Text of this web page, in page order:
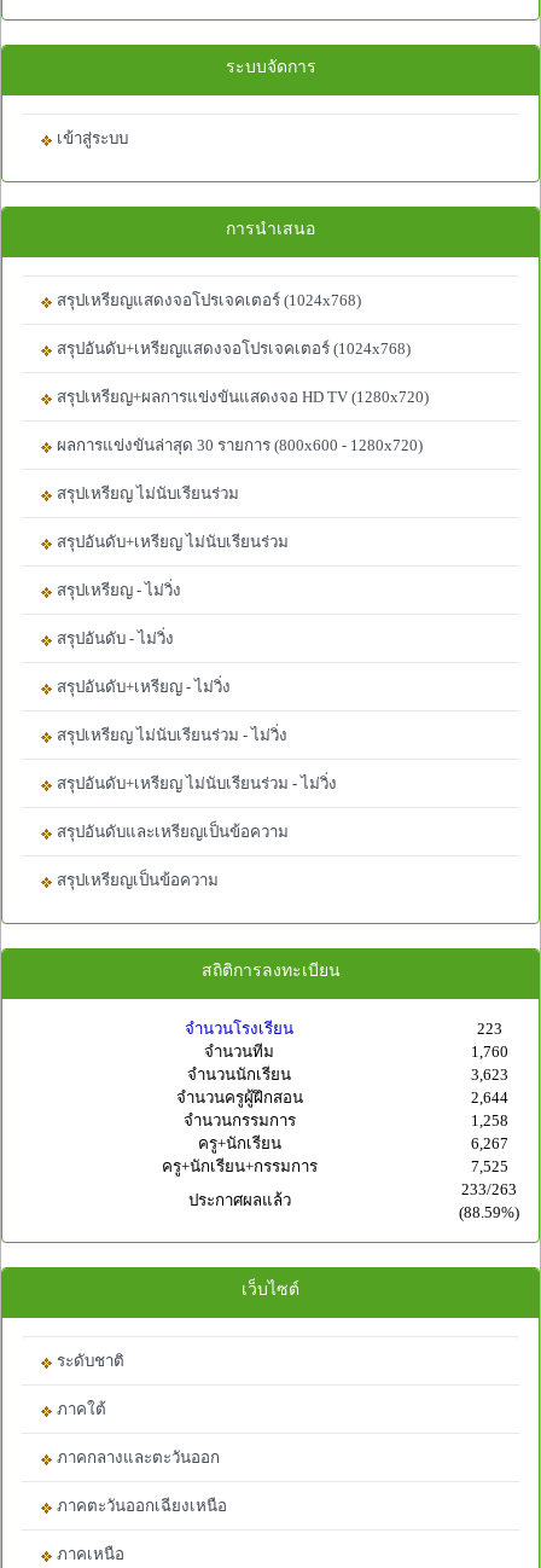
ระบบจัดการ
เข้าสู่ระบบ
การนำเสนอ
สรุปเหรียญแสดงจอโปรเจคเตอร์ (1024x768)
สรุปอันดับ+เหรียญแสดงจอโปรเจคเตอร์ (1024x768)
สรุปเหรียญ+ผลการแข่งขันแสดงจอ HD TV (1280x720)
ผลการแข่งขันล่าสุด 30 รายการ (800x600 - 1280x720)
สรุปเหรียญ ไม่นับเรียนร่วม
สรุปอันดับ+เหรียญ ไม่นับเรียนร่วม
สรุปเหรียญ - ไม่วิ่ง
สรุปอันดับ - ไม่วิ่ง
สรุปอันดับ+เหรียญ - ไม่วิ่ง
สรุปเหรียญ ไม่นับเรียนร่วม - ไม่วิ่ง
สรุปอันดับ+เหรียญ ไม่นับเรียนร่วม - ไม่วิ่ง
สรุปอันดับและเหรียญเป็นข้อความ
สรุปเหรียญเป็นข้อความ
สถิติการลงทะเบียน
จำนวนโรงเรียน
223
จำนวนทีม
1,760
จำนวนนักเรียน
3,623
จำนวนครูผู้ฝึกสอน
2,644
จำนวนกรรมการ
1,258
ครู+นักเรียน
6,267
ครู+นักเรียน+กรรมการ
7,525
ประกาศผลแล้ว
233/263
(88.59%)
เว็บไซต์
ระดับชาติ
ภาคใต้
ภาคกลางและตะวันออก
ภาคตะวันออกเฉียงเหนือ
ภาคเหนือ